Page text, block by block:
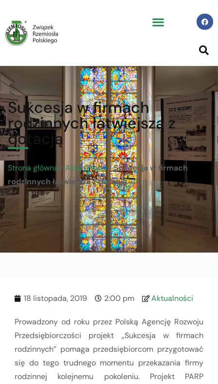
Sukcesja w firmach
rodzinnych łatwiejsza z
dotacją
Strona główna / Aktualności /Sukcesja w firmach
rodzinnych łatwiejsza z dotacją
18 listopada, 2019 2:00 pm Aktualności
Prowadzony od roku przez Polską Agencję Rozwoju
Przedsiębiorczości projekt „Sukcesja w firmach
rodzinnych” pomaga przedsiębiorcom przygotować
się do tego trudnego momentu przekazania firmy
rodzinnej kolejnemu pokoleniu. Projekt PARP